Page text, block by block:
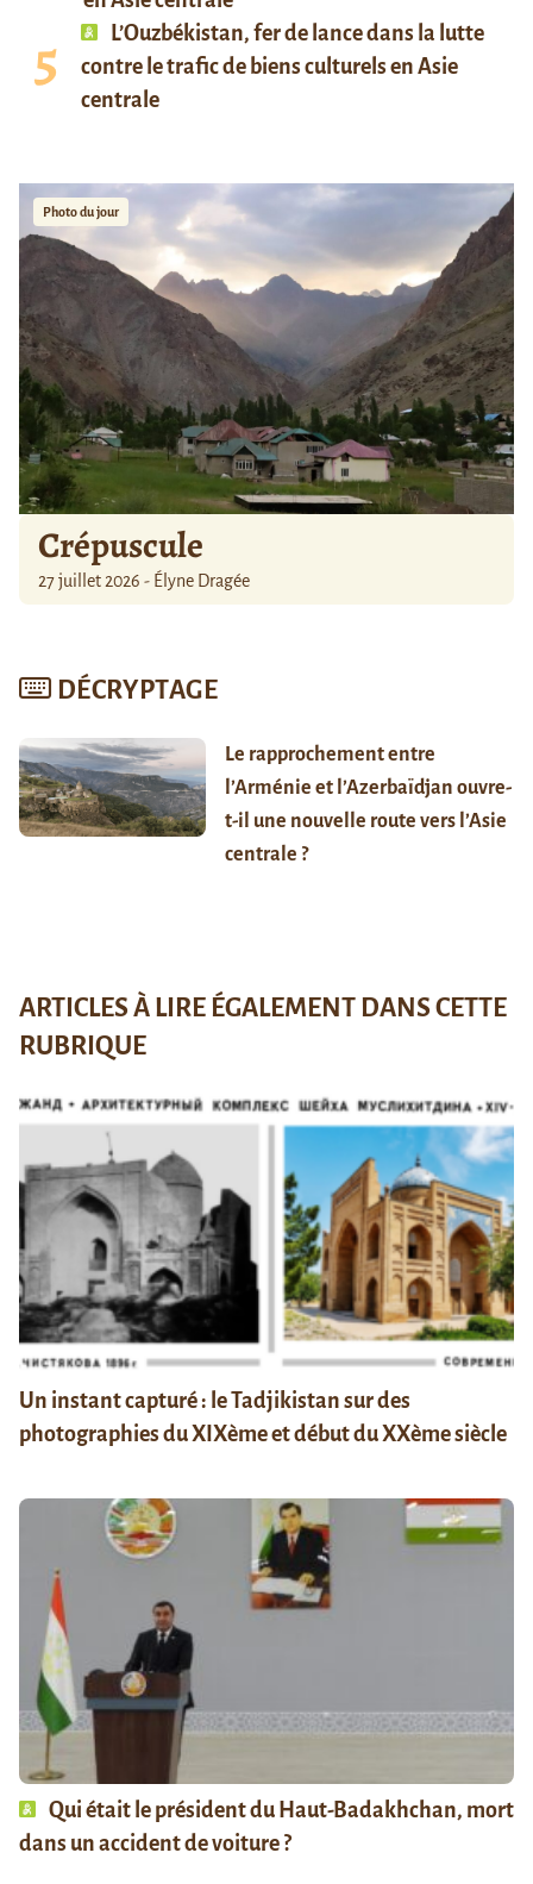
L’Ouzbékistan, fer de lance dans la lutte
contre le trafic de biens culturels en Asie
centrale
Photo du jour
Crépuscule
27 juillet 2026 - Élyne Dragée
DÉCRYPTAGE
Le rapprochement entre
l’Arménie et l’Azerbaïdjan ouvre-
t-il une nouvelle route vers l’Asie
centrale ?
ARTICLES À LIRE ÉGALEMENT DANS CETTE
RUBRIQUE
Un instant capturé : le Tadjikistan sur des
photographies du XIXème et début du XXème siècle
Qui était le président du Haut-Badakhchan, mort
dans un accident de voiture ?